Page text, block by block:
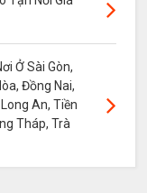
Ở Sài Gòn,
Đồng Nai,
An, Tiền
Tháp, Trà